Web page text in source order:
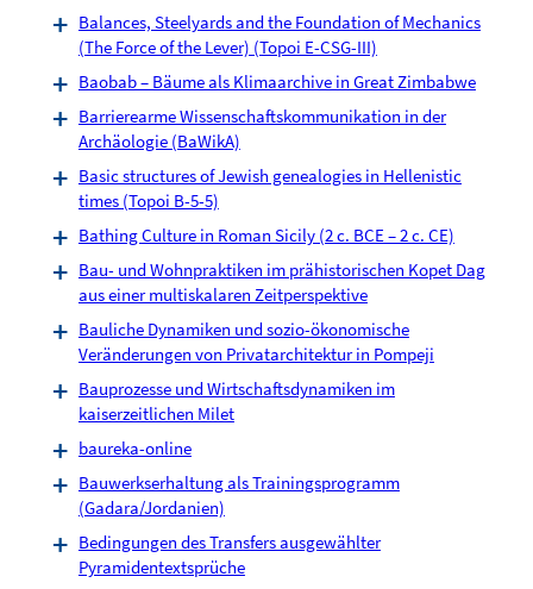
Balances, Steelyards and the Foundation of Mechanics
(The Force of the Lever) (Topoi E-CSG-III)
Baobab – Bäume als Klimaarchive in Great Zimbabwe
Barrierearme Wissenschaftskommunikation in der
Archäologie (BaWikA)
Basic structures of Jewish genealogies in Hellenistic
times (Topoi B-5-5)
Bathing Culture in Roman Sicily (2 c. BCE – 2 c. CE)
Bau- und Wohnpraktiken im prähistorischen Kopet Dag
aus einer multiskalaren Zeitperspektive
Bauliche Dynamiken und sozio-ökonomische
Veränderungen von Privatarchitektur in Pompeji
Bauprozesse und Wirtschaftsdynamiken im
kaiserzeitlichen Milet
baureka-online
Bauwerkserhaltung als Trainingsprogramm
(Gadara/Jordanien)
Bedingungen des Transfers ausgewählter
Pyramidentextsprüche